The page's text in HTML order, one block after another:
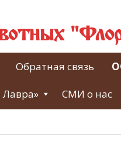
Обратная связь
СМИ о нас